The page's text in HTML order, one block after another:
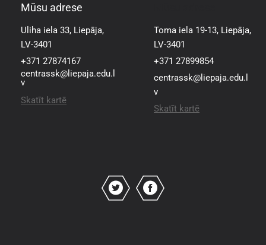
Mūsu adrese
Uliha iela 33, Liepāja,
LV-3401
+371 27874167
centrassk@liepaja.edu.l
v
Skatīt kartē
Toma iela 19-13, Liepāja,
LV-3401
+371 27899854
centrassk@liepaja.edu.l
v
Skatīt kartē